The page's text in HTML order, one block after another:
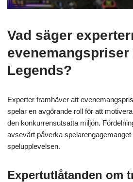
Vad säger
evenemangspriser
Legends?
Experter framhäver att
spelar en avgörande roll för att
den konkurrensutsatta miljön.
avsevärt påverka
spelupplevelsen.
Expertutlåtanden om